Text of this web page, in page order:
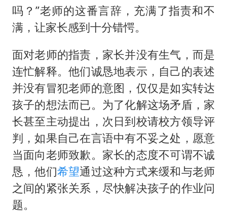
吗？”老师的这番言辞，充满了指责和不
满，让家长感到十分错愕。
面对老师的指责，家长并没有生气，而是
连忙解释。他们诚恳地表示，自己的表述
并没有冒犯老师的意图，仅仅是如实转达
孩子的想法而已。为了化解这场矛盾，家
长甚至主动提出，次日到校请校方领导评
判，如果自己在言语中有不妥之处，愿意
当面向老师致歉。家长的态度不可谓不诚
恳，他们希望通过这种方式来缓和与老师
之间的紧张关系，尽快解决孩子的作业问
题。